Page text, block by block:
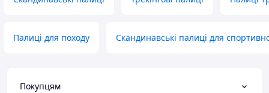
Палиці для походу Скандинавські палиці для
Покупцям